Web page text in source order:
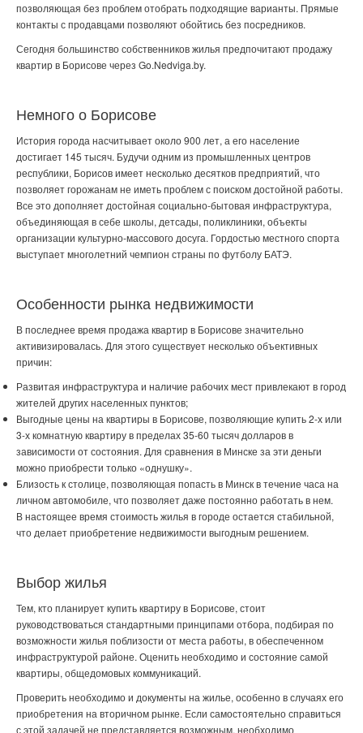
позволяющая без проблем отобрать подходящие варианты. Прямые
контакты с продавцами позволяют обойтись без посредников.
Сегодня большинство собственников жилья предпочитаютпродажу
квартир в Борисове через Go.Nedviga.by.
Немного о Борисове
История города насчитывает около 900 лет, а его население
достигает 145 тысяч. Будучи одним из промышленных центров
республики, Борисов имеет несколько десятков предприятий, что
позволяет горожанам не иметь проблем с поиском достойной работы.
Все это дополняет достойная социально-бытовая инфраструктура,
объединяющая в себе школы, детсады, поликлиники, объекты
организации культурно-массового досуга. Гордостью местного спорта
выступает многолетний чемпион страны по футболу БАТЭ.
Особенности рынка недвижимости
В последнее время продажа квартир в Борисове значительно
активизировалась. Для этого существует несколько объективных
причин:
Развитая инфраструктура и наличие рабочих мест привлекают в город
жителей других населенных пунктов;
Выгодные цены на квартиры в Борисове, позволяющие купить 2-х или
3-х комнатную квартиру в пределах 35-60 тысяч долларов в
зависимости от состояния. Для сравнения в Минске за эти деньги
можно приобрести только «однушку».
Близость к столице, позволяющая попасть в Минск в течение часа на
личном автомобиле, что позволяет даже постоянно работать в нем.
В настоящее время стоимость жилья в городе остается стабильной,
что делает приобретение недвижимости выгодным решением.
Выбор жилья
Тем, кто планируеткупить квартиру в Борисове, стоит
руководствоваться стандартными принципами отбора, подбирая по
возможности жилья поблизости от места работы, в обеспеченном
инфраструктурой районе. Оценить необходимо и состояние самой
квартиры, общедомовых коммуникаций.
Проверить необходимо и документы на жилье, особенно в случаях его
приобретения на вторичном рынке. Если самостоятельно справиться
с этой задачей не представляется возможным, необходимо